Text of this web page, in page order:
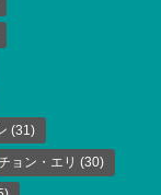
(31)
ョン・エリ (30)